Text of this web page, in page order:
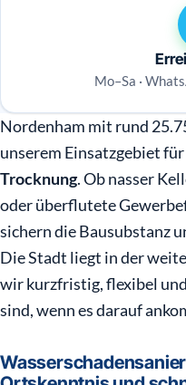
Mo–Sa ·
Nordenham mit rund
unserem Einsatzgebiet für
Trocknung. Ob nasser
oder überflutete
sichern die Bausubstanz
Die Stadt liegt in der
wir kurzfristig, flexibel
sind, wenn es darauf